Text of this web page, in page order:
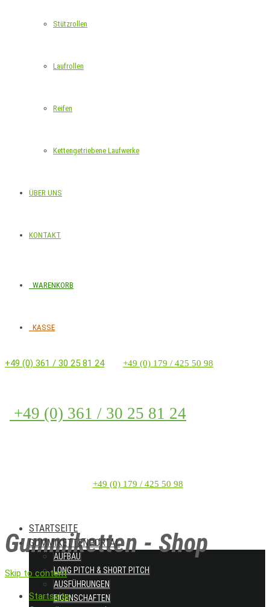
Stützrollen
Laufrollen
Reifen
Kettengetriebene Laufwerke
ÜBER UNS
KONTAKT
WARENKORB
KASSE
+49 (0) 361 / 30 25 81 24 +49 (0) 179 / 425 50 98
+49 (0) 361 / 30 25 81 24
+49 (0) 179 / 425 50 98
Gummiketten - Shop
STARTSEITE
GUMMIKETTENPORTAL
AUFBAU
LONG PITCH & SHORT PITCH
AUSFÜHRUNGEN
EIGENSCHAFTEN
Skip to content
Startseite